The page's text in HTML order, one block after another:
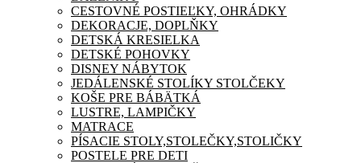
CESTOVNÉ POSTIEĽKY, OHRÁDKY
DEKORACJE, DOPLŇKY
DETSKÁ KRESIELKA
DETSKÉ POHOVKY
DISNEY NÁBYTOK
JEDÁLENSKÉ STOLÍKY STOLČEKY
KOŠE PRE BÁBÄTKÁ
LUSTRE, LAMPIČKY
MATRACE
PÍSACIE STOLY,STOLEČKY,STOLIČKY
POSTELE PRE DETI